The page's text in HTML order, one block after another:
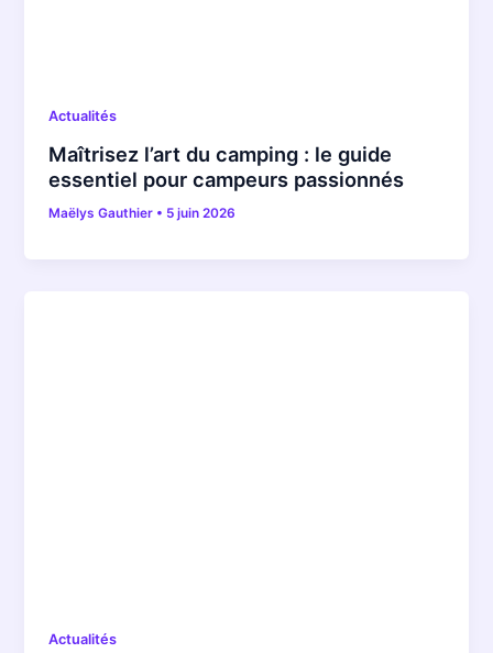
Actualités
Maîtrisez l’art du camping : le guide
essentiel pour campeurs passionnés
Maëlys Gauthier • 5 juin 2026
Actualités